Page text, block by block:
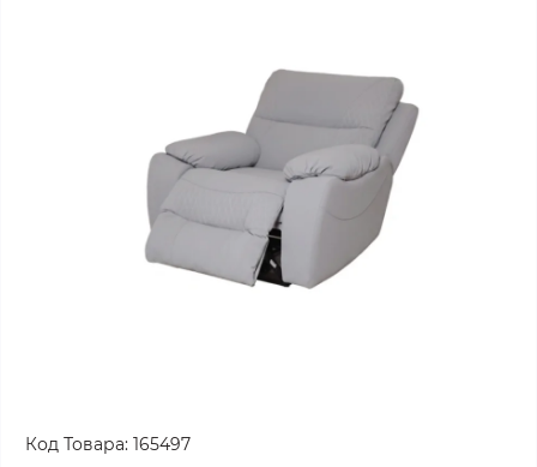
Код Товара: 165497